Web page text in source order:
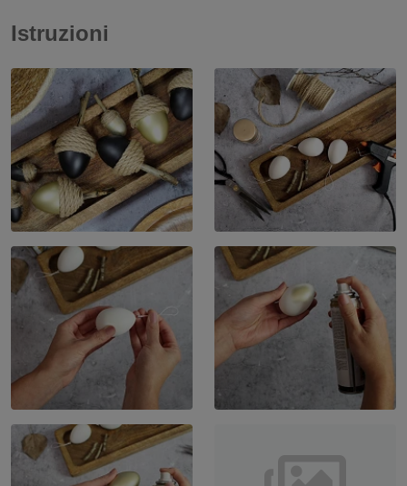
Istruzioni